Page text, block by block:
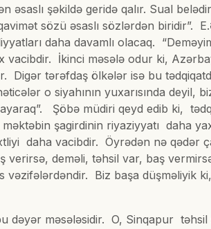
şəkildə geridə qalır. Sual
sözü əsaslı sözlərdən biridir”.
daha davamlı olacaq.
İkinci məsələ odur ki,
Digər tərəfdaş ölkələr isə bu
o siyahının yuxarısında
Şöbə müdiri qeyd edib ki,
şagirdinin riyaziyyatı daha
daha vacibdir. Öyrədən nə qədər
deməli, təhsil var, baş
vəzifələrdəndir. Biz başa düşməliyik
dəyər məsələsidir. O, Sinqapur